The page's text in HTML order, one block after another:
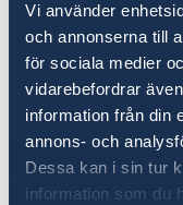
Vi använder
och annonserna till
för sociala medier
vidarebefordrar
information från din
annons- och
Dessa kan i sin tur
information som du
Sex preliminära
marknadens
aktiekultur, högt
investerare,